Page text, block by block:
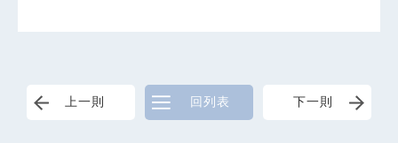
上一則 回列表 下一則